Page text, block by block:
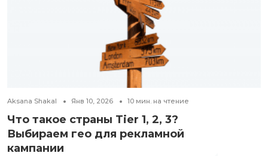
Aksana Shakal Янв 10, 2026 10 мин. на чтение
Что такое страны Tier 1, 2, 3?
Выбираем гео для рекламной
кампании